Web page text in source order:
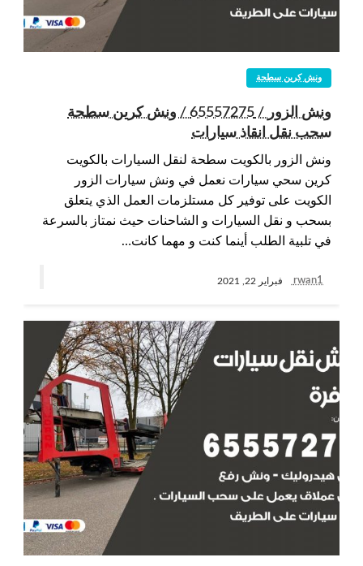
ونش كرين سطحة
ونش الزور / 65557275 / ونش كرين سطحة
سحب نقل انقاذ سيارات
ونش الزور بالكويت سطحة لنقل السيارات بالكويت
كرين سحي سيارات نعمل في ونش سيارات الزور
الكويت على توفير كل مستلزمات العمل الذي يتعلق
بسحب و نقل السيارات و الشاحنات حيث نمتاز بالسرعة
في تلبية الطلب أينما كنت و مهما كانت…
rwan1 فبراير 22, 2021